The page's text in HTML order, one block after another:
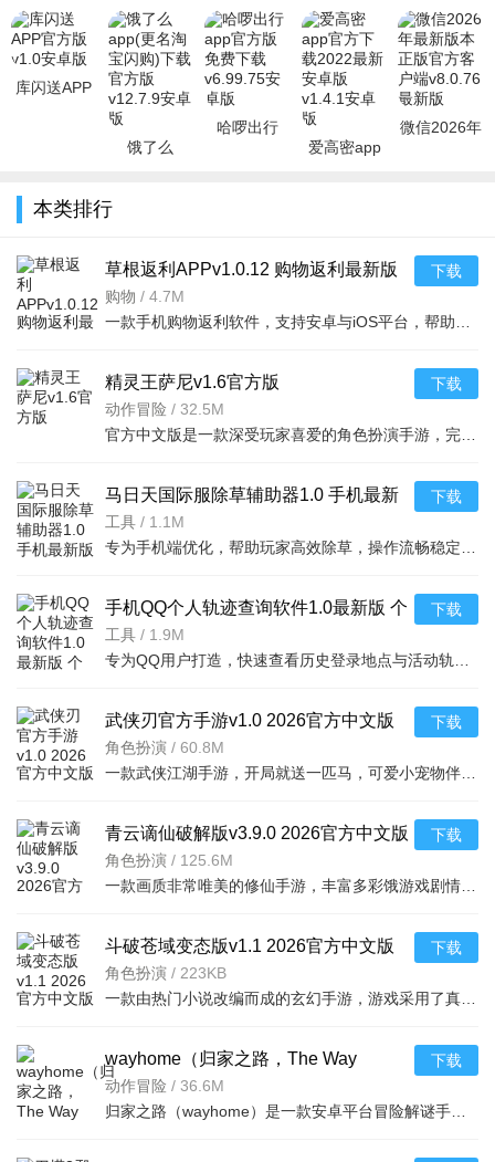
app2026最
新版下载
v11.67.2安
卓版
门v13.6.1官
方版
家版下载
app最新版
v11.67.2安
卓版
抢单app安
卓最新版
v8.2.4.3安
卓版
库闪送APP
饿了么
哈啰出行
爱高密app
微信2026年
本类排行
草根返利APPv1.0.12 购物返利最新版
购物 / 4.7M
下载
精灵王萨尼v1.6官方版
动作冒险 / 32.5M
下载
马日天国际服除草辅助器1.0 手机最新
版
工具 / 1.1M
下载
手机QQ个人轨迹查询软件1.0最新版 个
人轨迹查询工具
工具 / 1.9M
下载
武侠刃官方手游v1.0 2026官方中文版
角色扮演 / 60.8M
下载
青云谪仙破解版v3.9.0 2026官方中文版
角色扮演 / 125.6M
下载
斗破苍域变态版v1.1 2026官方中文版
角色扮演 / 223KB
下载
wayhome（归家之路，The Way
Home）v1.0.1安卓版 冒险解谜游戏
动作冒险 / 36.6M
下载